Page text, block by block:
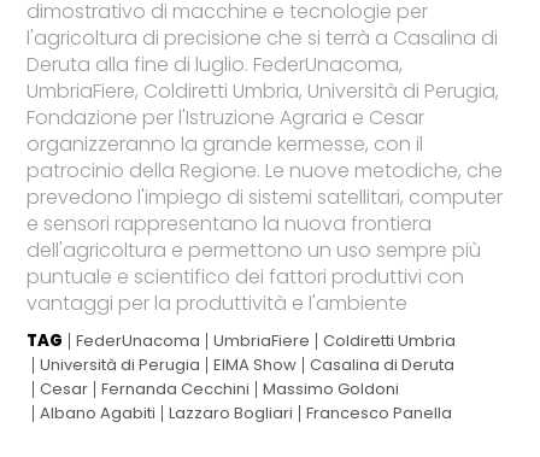
dimostrativo di macchine e tecnologie per
l'agricoltura di precisione che si terrà a Casalina di
Deruta alla fine di luglio. FederUnacoma,
UmbriaFiere, Coldiretti Umbria, Università di Perugia,
Fondazione per l'Istruzione Agraria e Cesar
organizzeranno la grande kermesse, con il
patrocinio della Regione. Le nuove metodiche, che
prevedono l'impiego di sistemi satellitari, computer
e sensori rappresentano la nuova frontiera
dell'agricoltura e permettono un uso sempre più
puntuale e scientifico dei fattori produttivi con
vantaggi per la produttività e l'ambiente
TAG FederUnacoma UmbriaFiere
Coldiretti Umbria
Università di Perugia
EIMA Show Casalina di Deruta
Cesar Fernanda Cecchini
Massimo Goldoni
Albano Agabiti
Lazzaro Bogliari Francesco Panella